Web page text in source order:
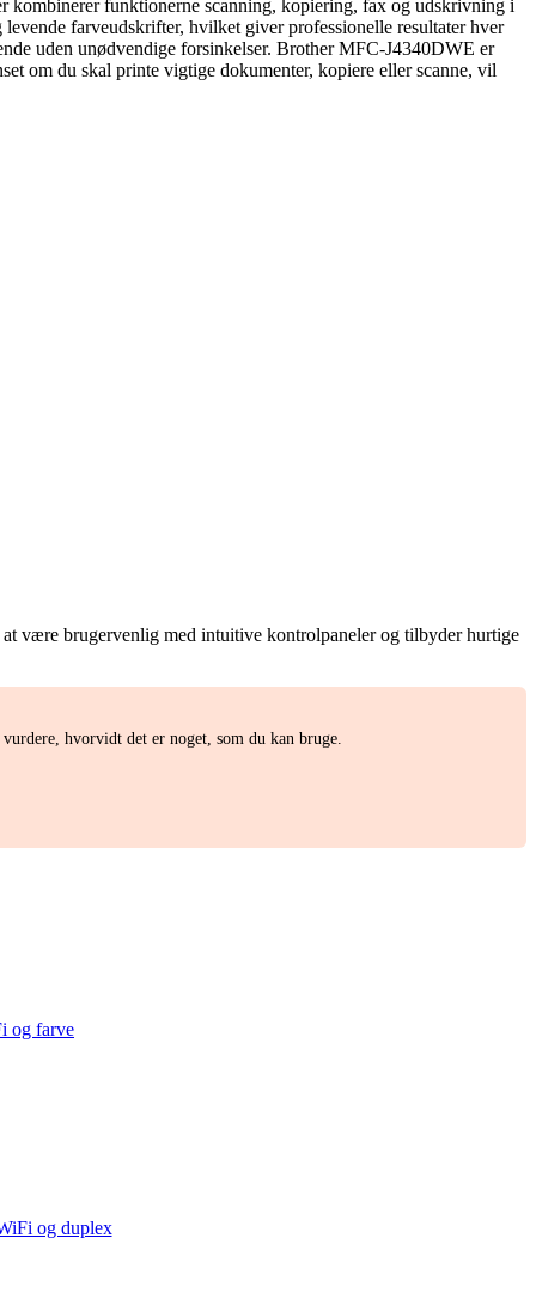
kombinerer funktionerne scanning, kopiering, fax og udskrivning i
farveudskrifter, hvilket giver professionelle resultater hver
uden unødvendige forsinkelser. Brother MFC-J4340DWE er
om du skal printe vigtige dokumenter, kopiere eller scanne, vil
være brugervenlig med intuitive kontrolpaneler og tilbyder hurtige
hvorvidt det er noget, som du kan bruge.